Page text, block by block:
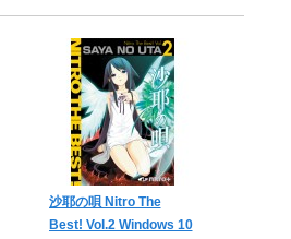
沙耶の唄 Nitro The
Best! Vol.2 Windows 10